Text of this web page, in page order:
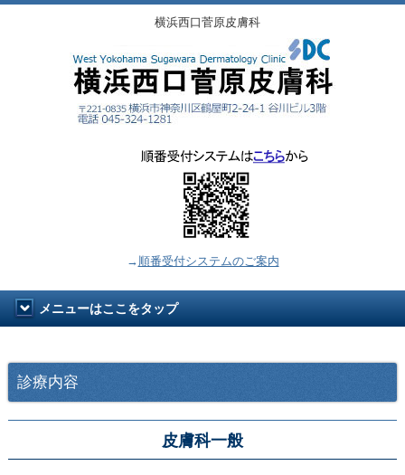
横浜西口菅原皮膚科
→ 順番受付システムのご案内
メニューはここをタップ
診療内容
皮膚科一般